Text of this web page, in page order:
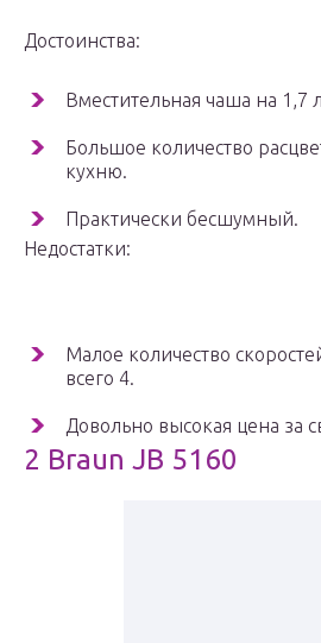
Достоинства:
Вместительная чаша на 1,7
Большое количество
кухню.
Практически бесшумный.
Недостатки:
Малое количество
всего 4.
Довольно высокая цена за
2 Braun JB 5160